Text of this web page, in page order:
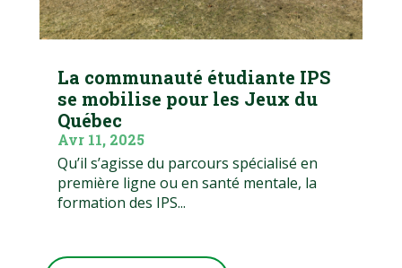
La communauté étudiante IPS
se mobilise pour les Jeux du
Québec
Avr 11, 2025
Qu’il s’agisse du parcours spécialisé en
première ligne ou en santé mentale, la
formation des IPS...